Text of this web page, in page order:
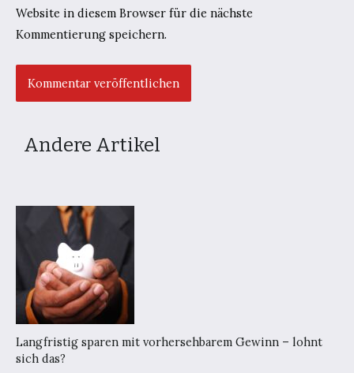
Website in diesem Browser für die nächste
Kommentierung speichern.
Andere Artikel
Langfristig sparen mit vorhersehbarem Gewinn – lohnt
sich das?